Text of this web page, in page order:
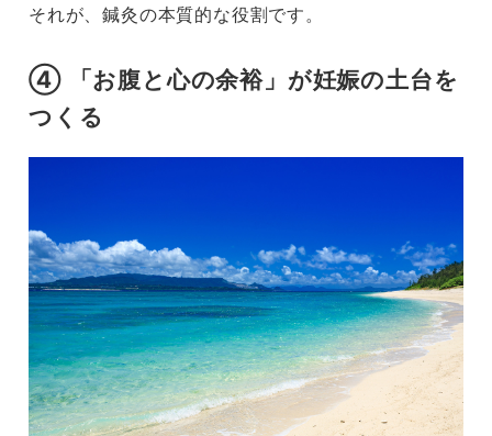
それが、鍼灸の本質的な役割です。
④ 「お腹と心の余裕」が妊娠の土台を
つくる